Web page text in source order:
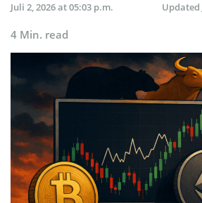
Juli 2, 2026 at 05:03 p.m.
Updated
4 Min. read